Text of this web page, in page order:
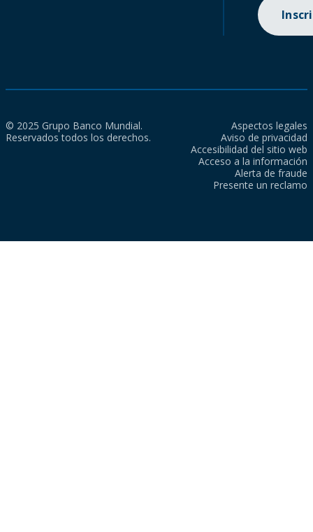
© 2025 Grupo Banco Mundial.
Reservados todos los derechos.
Aspectos legales
Aviso de privacidad
Accesibilidad del sitio web
Acceso a la información
Alerta de fraude
Presente un reclamo